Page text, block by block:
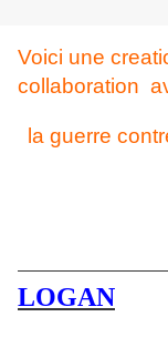
Voici une
collaboration
la guerre
LOGAN